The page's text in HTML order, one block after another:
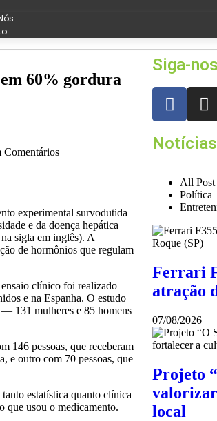
60% gordura
Comentários
experimental survodutida
e da doença hepática
sigla em inglês). A
de hormônios que regulam
clínico foi realizado
e na Espanha. O estudo
— 131 mulheres e 85 homens
146 pessoas, que receberam
e outro com 70 pessoas, que
estatística quanto clínica
que usou o medicamento.
Siga-nos
All Post
Política
Ferrari
atração
07/08/2026
Projeto
local